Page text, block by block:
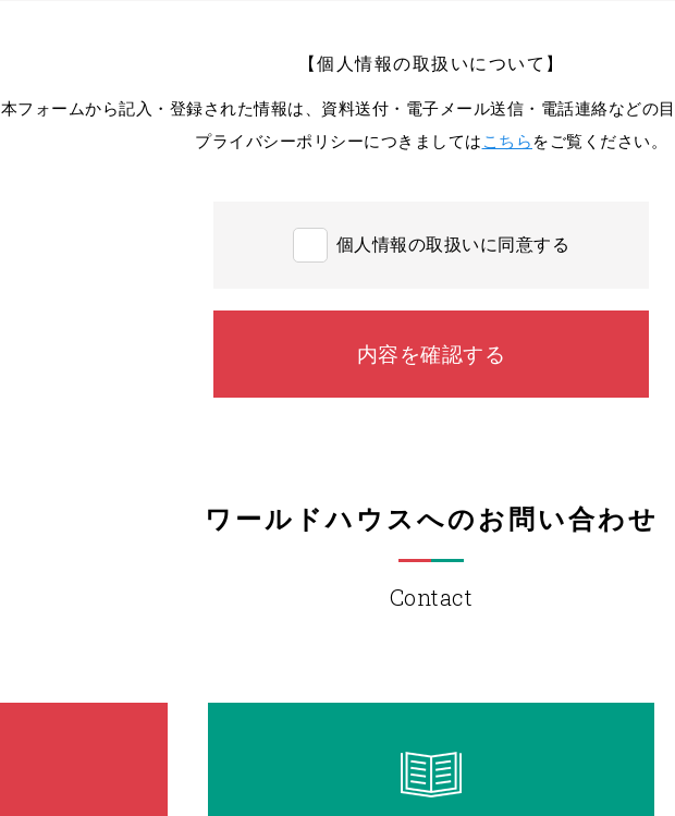
【個人情報の取扱いについて】
本フォームから記入・登録された情報は、 資料送付・電子メール送信・電話連絡などの
プライバシーポリシーにつきましては こちら をご覧ください。
個人情報の取扱いに同意する
内容を確認する
ワールドハウスへのお問い合わせ
Contact